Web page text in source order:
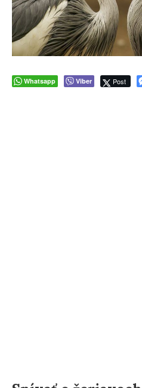
Whatsapp Viber Post